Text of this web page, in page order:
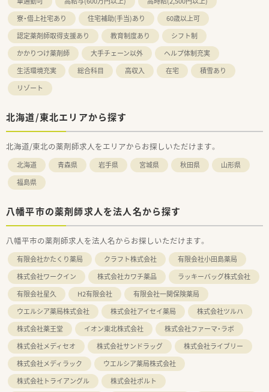
寮・借上社宅あり
住宅補助(手当)あり
60歳以上可
認定薬剤師取得支援あり
教育制度あり
シフト制
かかりつけ薬剤師
大手チェーン以外
ヘルプ体制充実
生活環境充実
総合科目 高収入 在宅
積雪あり
リゾート
北海道/東北エリアから探す
北海道/東北の薬剤師求人をエリアからお探しいただけます。
北海道 青森県 岩手県 宮城県 秋田県
山形県
福島県
八幡平市の薬剤師求人を法人名から探す
八幡平市の薬剤師求人を法人名からお探しいただけます。
有限会社かたくり薬局 クラフト株式会社
有限会社小田島薬局
株式会社ワークイン
株式会社カワチ薬品
ラッキーバッグ株式会社
有限会社星久
H2有限会社
有限会社一関保険薬局
ウエルシア薬局株式会社
株式会社アイセイ薬局
株式会社ツルハ
株式会社薬王堂
イオン東北株式会社
株式会社ファーマ・ラボ
株式会社メディセオ
株式会社サンドラッグ
株式会社ライブリー
株式会社メディラック
ウエルシア薬局株式会社
株式会社トライアングル
株式会社ポルト